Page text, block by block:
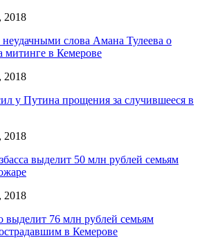
2018
неудачными слова Амана Тулеева о
митинге в Кемерове
2018
у Путина прощения за случившееся в
2018
выделит 50 млн рублей семьям
2018
выделит 76 млн рублей семьям
в Кемерове